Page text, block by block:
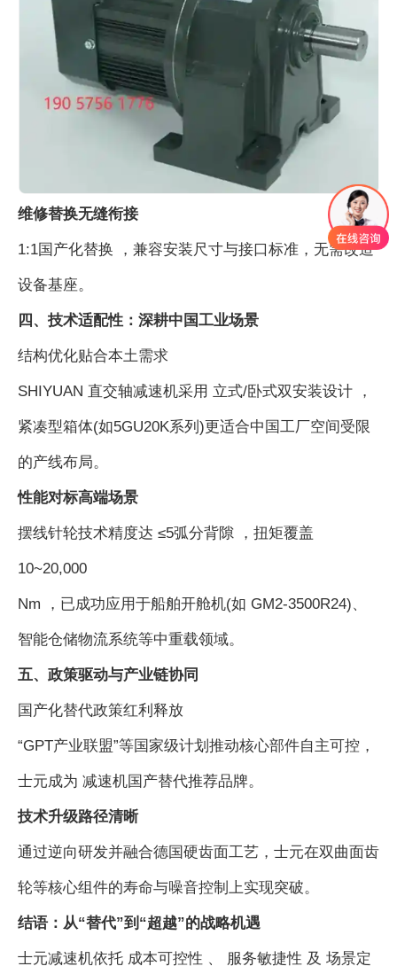
维修替换无缝衔接
1:1国产化替换 ，兼容安装尺寸与接口标准，无需改造
设备基座。
四、技术适配性：深耕中国工业场景
结构优化贴合本土需求
SHIYUAN 直交轴减速机采用 立式/卧式双安装设计 ，
紧凑型箱体(如5GU20K系列)更适合中国工厂空间受限
的产线布局。
性能对标高端场景
摆线针轮技术精度达 ≤5弧分背隙 ，扭矩覆盖
10~20,000
Nm ，已成功应用于船舶开舱机(如 GM2-3500R24)、
智能仓储物流系统等中重载领域。
五、政策驱动与产业链协同
国产化替代政策红利释放
“GPT产业联盟”等国家级计划推动核心部件自主可控，
士元成为 减速机国产替代推荐品牌。
技术升级路径清晰
通过逆向研发并融合德国硬齿面工艺，士元在双曲面齿
轮等核心组件的寿命与噪音控制上实现突破。
结语：从“替代”到“超越”的战略机遇
士元减速机依托 成本可控性 、 服务敏捷性 及 场景定